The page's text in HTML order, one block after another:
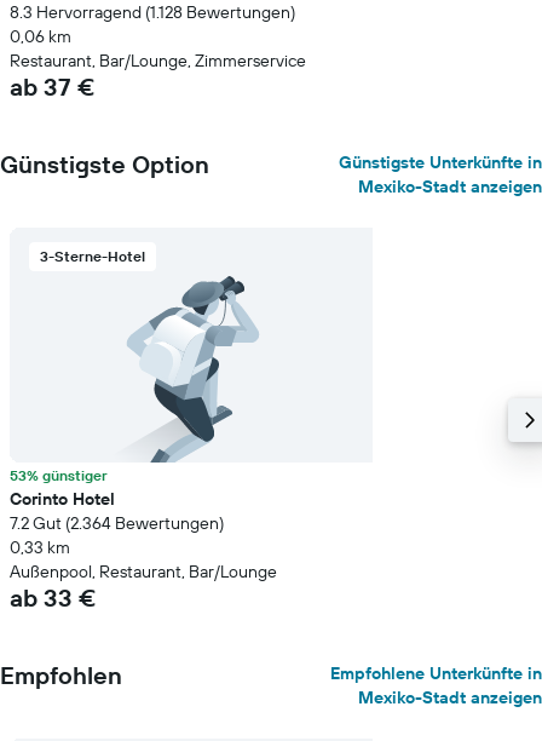
8.3 Hervorragend (1.128 Bewertungen)
0,06 km
Restaurant, Bar/Lounge, Zimmerservice
ab 37 €
Günstigste Option
Günstigste Unterkünfte in
Mexiko-Stadt anzeigen
3-Sterne-Hotel
53% günstiger
Corinto Hotel
7.2 Gut (2.364 Bewertungen)
0,33 km
Außenpool, Restaurant, Bar/Lounge
ab 33 €
Empfohlen
Empfohlene Unterkünfte in
Mexiko-Stadt anzeigen